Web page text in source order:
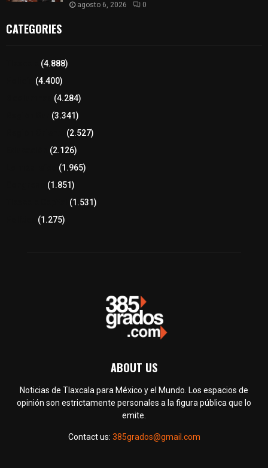
agosto 6, 2026 0
CATEGORIES
(4.888)
(4.400)
(4.284)
(3.341)
(2.527)
(2.126)
(1.965)
(1.851)
(1.531)
(1.275)
ABOUT US
Noticias de Tlaxcala para México y el Mundo. Los espacios de
opinión son estrictamente personales a la figura pública que lo
emite.
Contact us: 385grados@gmail.com